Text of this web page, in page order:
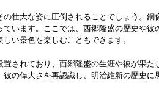
壮大な姿に圧倒されることでしょう。銅
います。ここでは、西郷隆盛の歴史や彼
い景色を楽しむこともできます。
されており、西郷隆盛の生涯や彼が果た
彼の偉大さを再認識し、明治維新の歴史に